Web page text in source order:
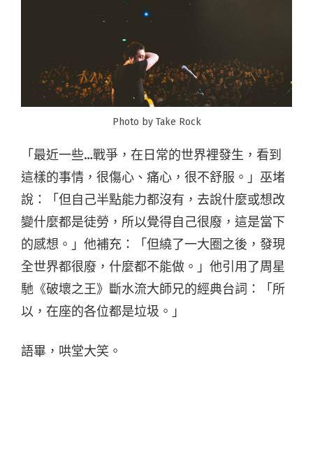
Photo by Take Rock
「最近一些…戰爭，在日常的世界裡發生，看到
這樣的事情，很傷心、痛心，很不舒服。」巫堵
說：「但自己半點能力都沒有，去說什麼或想改
變什麼都是徒勞，所以覺得自己很廢，這是當下
的感想。」他補充：「但繞了一大圈之後，發現
全世界都很廢，什麼都不能做。」他引用了周星
馳《破壞之王》斷水流大師兄的經典台詞：「所
以，在座的各位都是垃圾。」
語畢，哄堂大笑。